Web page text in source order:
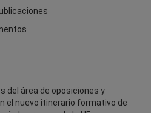
del área de oposiciones y
el nuevo itinerario formativo de